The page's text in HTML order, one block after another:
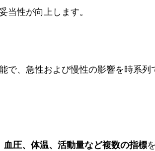
当性が向上します。
で、急性および慢性の影響を時系列
血圧、体温、活動量など複数の指標